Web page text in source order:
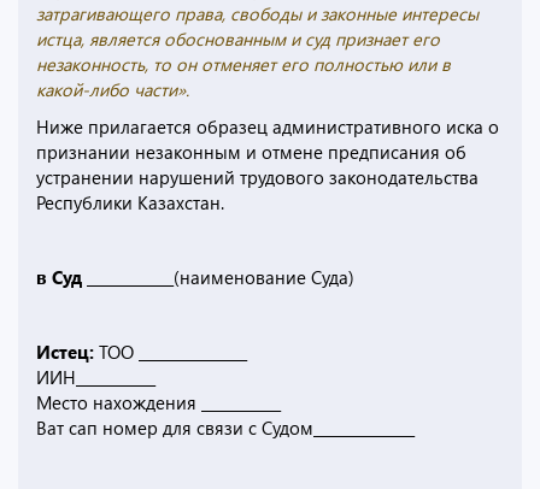
затрагивающего права, свободы и законные интересы
истца, является обоснованным и суд признает его
незаконность, то он отменяет его полностью или в
какой-либо части».
Ниже прилагается образец административного иска о
признании незаконным и отмене предписания об
устранении нарушений трудового законодательства
Республики Казахстан.
в Суд ____________ (наименование Суда)
Истец: ТОО _______________
ИИН___________
Место нахождения ___________
Ват сап номер для связи с Судом______________